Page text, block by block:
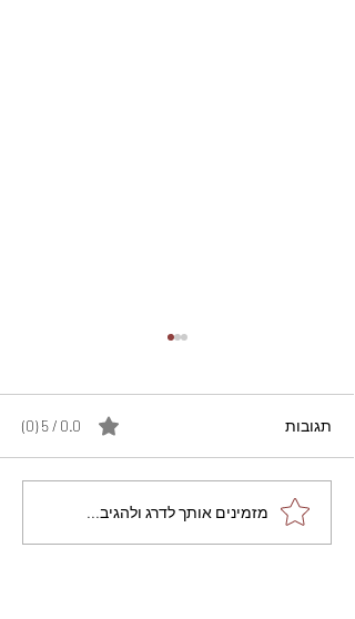
מתכון מנצח עוגת מייפל
שוקולד בחושה וקלה - זיוה
תגובות 0.0 / 5 ‏(0)
מזמינים אותך לדרג ולהגיב...